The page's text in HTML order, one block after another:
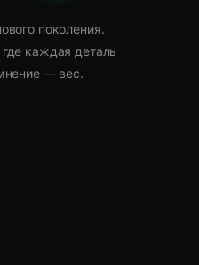
поколения.
каждая деталь
— вес.